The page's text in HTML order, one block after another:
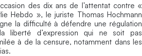
des dix ans de l’attentat contre «
Hebdo », le juriste Thomas Hochmann
la difficulté à défendre une régulation
liberté d’expression qui ne soit pas
à de la censure, notamment dans les